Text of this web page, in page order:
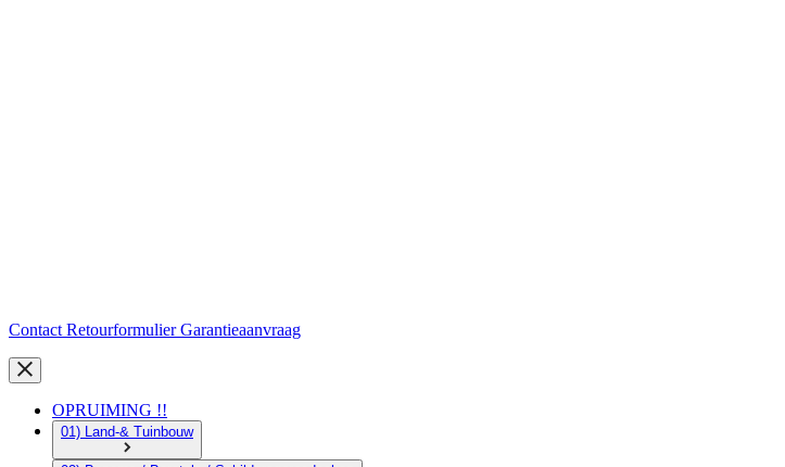
Contact RetourformulierGarantieaanvraag
OPRUIMING !!
01) Land-& Tuinbouw